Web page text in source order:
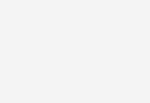
als auch nach den Prüfungen werden Sicht-
durchgeführt. Gateways von ebm-papst neo
Drehzahl und Leistung der Prüflinge, als auch